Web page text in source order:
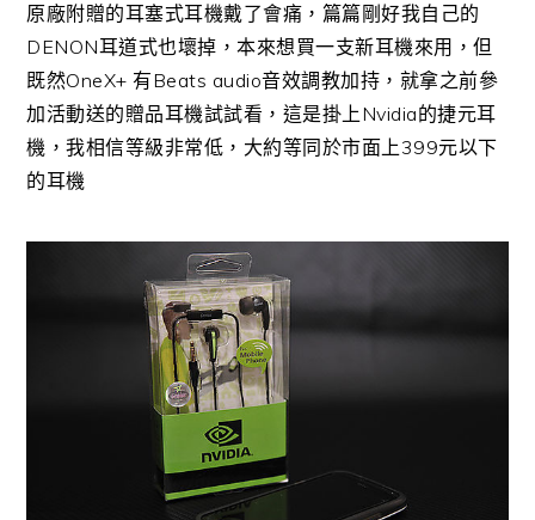
原廠附贈的耳塞式耳機戴了會痛，篇篇剛好我自己的
DENON耳道式也壞掉，本來想買一支新耳機來用，但
既然OneX+ 有Beats audio音效調教加持，就拿之前參
加活動送的贈品耳機試試看，這是掛上Nvidia的捷元耳
機，我相信等級非常低，大約等同於市面上399元以下
的耳機